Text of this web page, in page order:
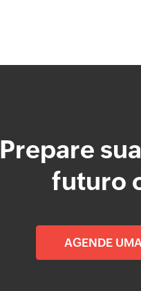
Prepare
futuro
AGENDE